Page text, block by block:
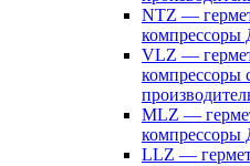
NTZ —
компрессоры
VLZ —
компрессоры
MLZ —
компрессоры
LLZ —